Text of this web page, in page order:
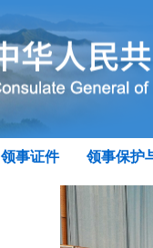
领事证件 领事保护